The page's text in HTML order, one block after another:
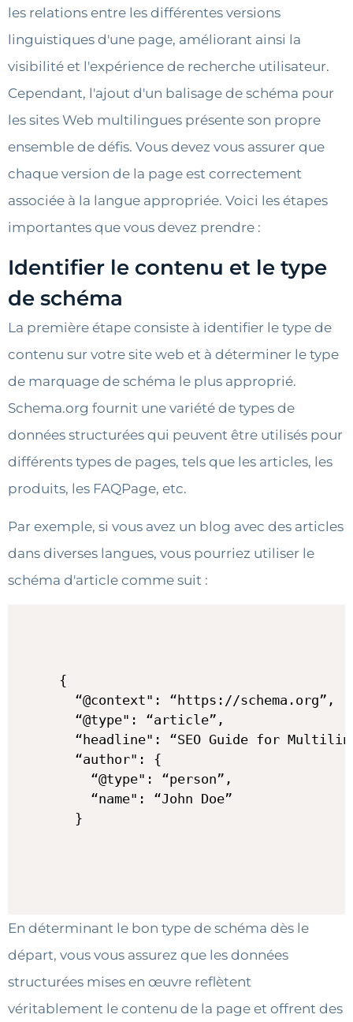
les relations entre les différentes versions
linguistiques d'une page, améliorant ainsi la
visibilité et l'expérience de recherche utilisateur.
Cependant, l'ajout d'un balisage de schéma pour
les sites Web multilingues présente son propre
ensemble de défis. Vous devez vous assurer que
chaque version de la page est correctement
associée à la langue appropriée. Voici les étapes
importantes que vous devez prendre :
Identifier le contenu et le type
de schéma
La première étape consiste à identifier le type de
contenu sur votre site web et à déterminer le type
de marquage de schéma le plus approprié.
Schema.org fournit une variété de types de
données structurées qui peuvent être utilisés pour
différents types de pages, tels que les articles, les
produits, les FAQPage, etc.
Par exemple, si vous avez un blog avec des articles
dans diverses langues, vous pourriez utiliser le
schéma d'article comme suit :
{
  “@context": “https://schema.org”,
  “@type": “article”,
“headline": “SEO Guide for
  “author": {
    “@type": “person”,
    “name": “John Doe”
En déterminant le bon type de schéma dès le
départ, vous vous assurez que les données
structurées mises en œuvre reflètent
véritablement le contenu de la page et offrent des